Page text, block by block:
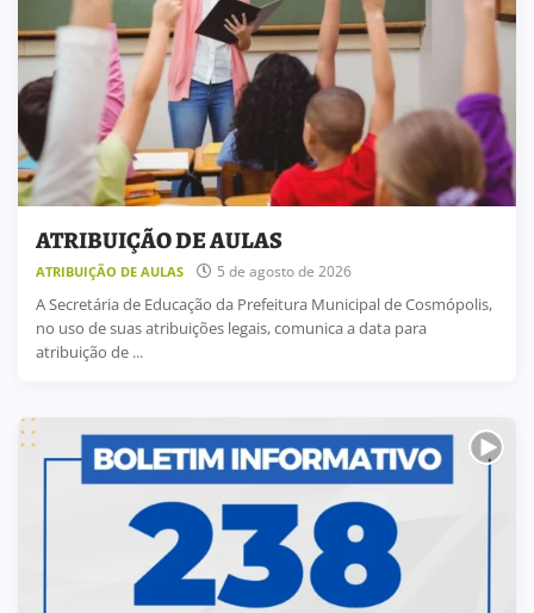
ATRIBUIÇÃO DE AULAS
ATRIBUIÇÃO DE AULAS 5 de agosto de 2026
A Secretária de Educação da Prefeitura Municipal de Cosmópolis,
no uso de suas atribuições legais, comunica a data para
atribuição de ...